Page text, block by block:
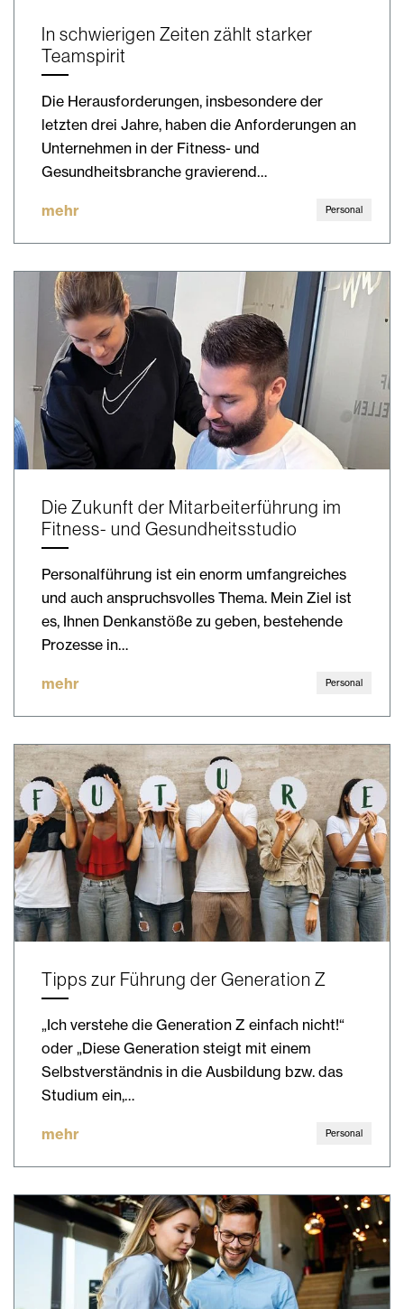
In schwierigen Zeiten zählt starker
Teamspirit
Die Herausforderungen, insbesondere der
letzten drei Jahre, haben die Anforderungen an
Unternehmen in der Fitness- und
Gesundheitsbranche gravierend…
mehr Personal
Die Zukunft der Mitarbeiterführung im
Fitness- und Gesundheitsstudio
Personalführung ist ein enorm umfangreiches
und auch anspruchsvolles Thema. Mein Ziel ist
es, Ihnen Denkanstöße zu geben, bestehende
Prozesse in…
mehr Personal
Tipps zur Führung der Generation Z
„Ich verstehe die Generation Z einfach nicht!“
oder „Diese Generation steigt mit einem
Selbstverständnis in die Ausbildung bzw. das
Studium ein,…
mehr Personal